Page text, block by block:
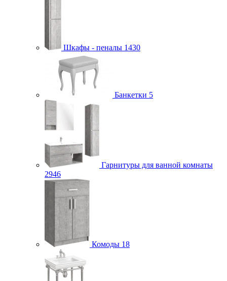
Шкафы - пеналы 1430
Банкетки 5
Гарнитуры для ванной комнаты
2946
Комоды 18